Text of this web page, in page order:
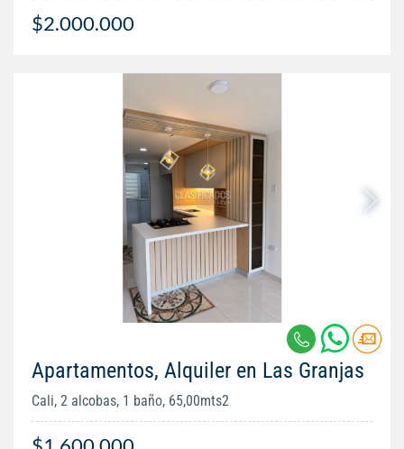
$2.000.000
Apartamentos, Alquiler en Las Granjas
Cali, 2 alcobas, 1 baño, 65,00mts2